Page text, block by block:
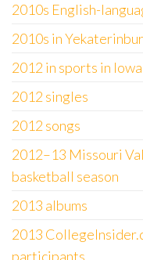
2010s English-
2010s in
2012 in sports in Iowa
2012 singles
2012 songs
2012–13 Missouri
basketball season
2013 albums
2013
participants